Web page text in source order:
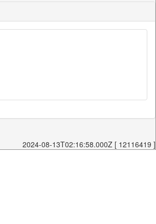
2024-08-13T02:16:58.000Z [ 12116419 ]